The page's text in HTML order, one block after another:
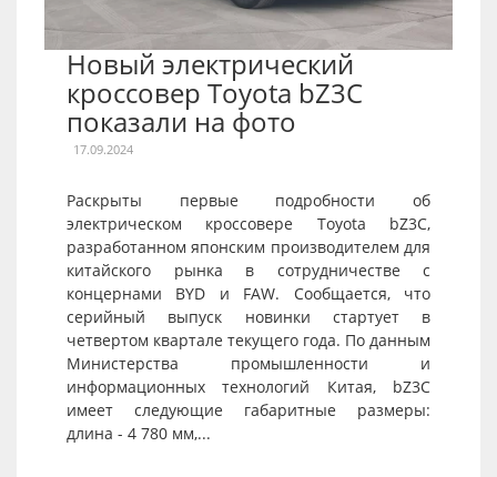
Новый электрический
кроссовер Toyota bZ3C
показали на фото
17.09.2024
Раскрыты первые подробности об
электрическом кроссовере Toyota bZ3C,
разработанном японским производителем для
китайского рынка в сотрудничестве с
концернами BYD и FAW. Сообщается, что
серийный выпуск новинки стартует в
четвертом квартале текущего года. По данным
Министерства промышленности и
информационных технологий Китая, bZ3C
имеет следующие габаритные размеры:
длина - 4 780 мм,...